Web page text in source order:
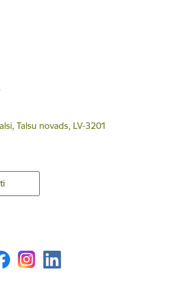
Talsu novads, LV-3201